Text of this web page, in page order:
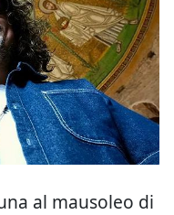
al mausoleo di